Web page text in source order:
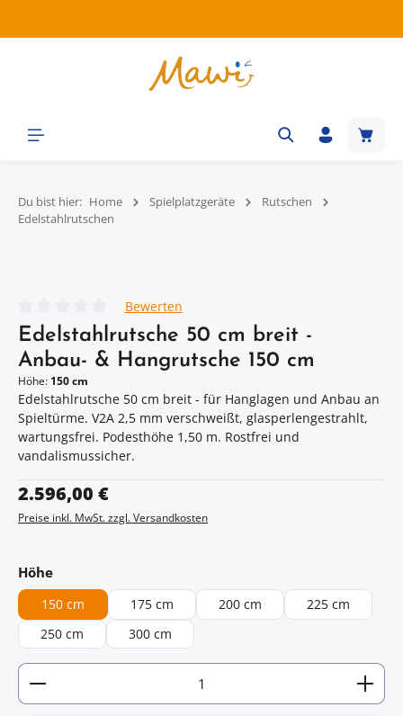
Du bist hier: Home Spielplatzgeräte
Rutschen
Edelstahlrutschen
Durchschnittliche Bewertung von 0 von 5 Sternen
Bewerten
Edelstahlrutsche 50 cm breit -
Anbau- & Hangrutsche 150 cm
Höhe: 150 cm
Edelstahlrutsche 50 cm breit - für Hanglagen und Anbau an
Spieltürme. V2A 2,5 mm verschweißt, glasperlengestrahlt,
wartungsfrei. Podesthöhe 1,50 m. Rostfrei und
vandalismussicher.
Regulärer Preis:
2.596,00 €
Preise inkl. MwSt. zzgl. Versandkosten
Höheauswählen
150 cm 175 cm 200 cm
225 cm
250 cm
300 cm
Artikel Anzahl: Gib den gewünschten Wert ein